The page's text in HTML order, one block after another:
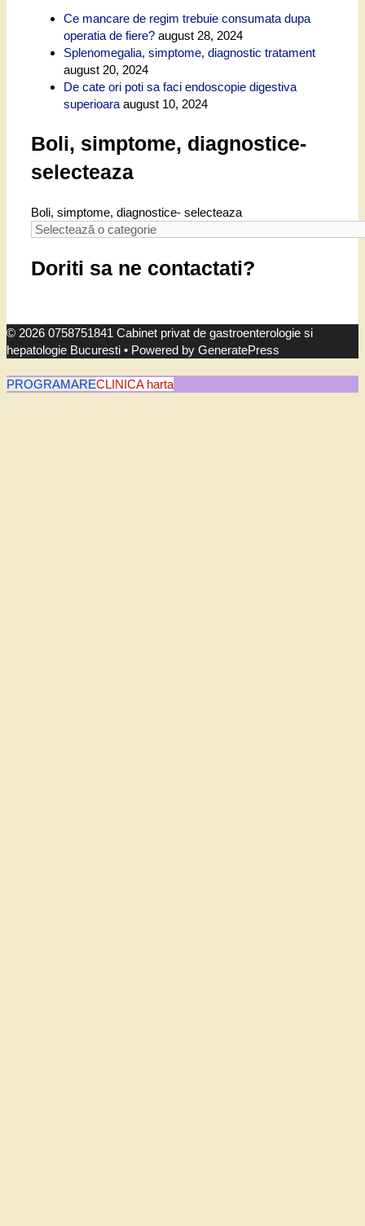
Ce mancare de regim trebuie consumata dupa
operatia de fiere? august 28, 2024
Splenomegalia, simptome, diagnostic tratament
august 20, 2024
De cate ori poti sa faci endoscopie digestiva
superioara august 10, 2024
Boli, simptome, diagnostice-
selecteaza
Boli, simptome, diagnostice- selecteaza
Doriti sa ne contactati?
© 2026 0758751841 Cabinet privat de gastroenterologie si
hepatologie Bucuresti • Powered by GeneratePress
PROGRAMARECLINICA harta